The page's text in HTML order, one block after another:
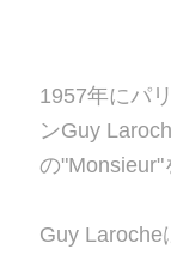
1957年にパ
ンGuy
の"Monsieur"
Guy Laroche